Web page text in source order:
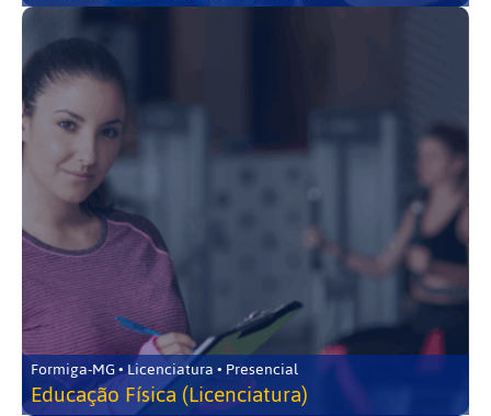
Formiga-MG • Licenciatura • Presencial
Educação Física (Licenciatura)